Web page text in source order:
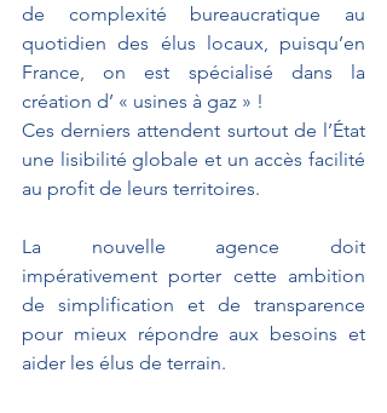
de complexité bureaucratique au
quotidien des élus locaux, puisqu’en
France, on est spécialisé dans la
création d’ « usines à gaz » !
Ces derniers attendent surtout de l’État
une lisibilité globale et un accès facilité
au profit de leurs territoires.
La nouvelle agence doit
impérativement porter cette ambition
de simplification et de transparence
pour mieux répondre aux besoins et
aider les élus de terrain.